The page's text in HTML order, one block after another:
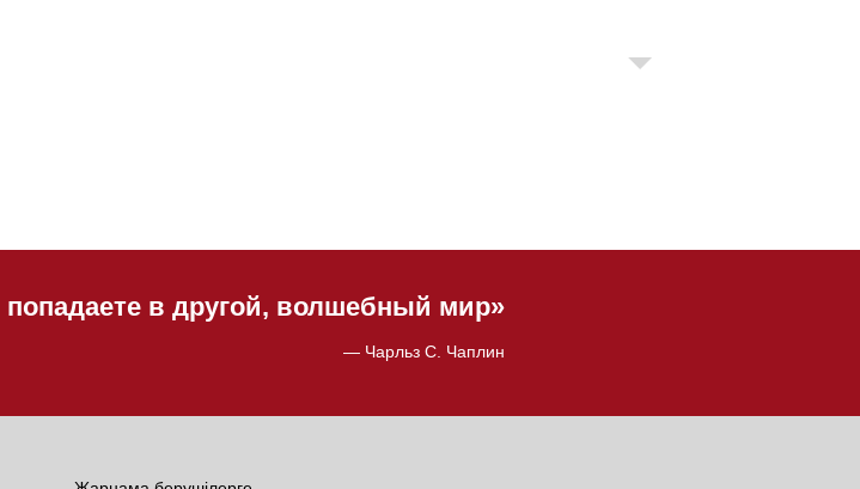
в другой, волшебный мир»
— Чарльз С. Чаплин